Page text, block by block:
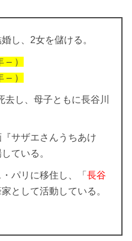
婚し、 2女を儲ける 。
– ）
– ）
し、母子ともに長谷川
サザエさんうちあけ
ている。
パリに移住し 、「 長谷
として活動している。